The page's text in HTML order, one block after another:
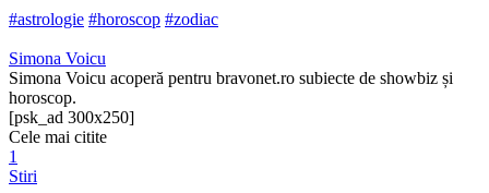
#astrologie #horoscop #zodiac
Simona Voicu
Simona Voicu acoperă pentru bravonet.ro subiecte de showbiz și
horoscop.
[psk_ad 300x250]
Cele mai citite
1
Stiri